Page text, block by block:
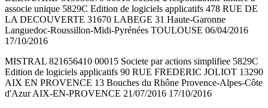
associe unique 5829C Edition de logiciels applicatifs 478 RUE DE
LA DECOUVERTE 31670 LABEGE 31 Haute-Garonne
Languedoc-Roussillon-Midi-Pyrénées TOULOUSE 06/04/2016
17/10/2016
MISTRAL 821656410 00015 Societe par actions simplifiee 5829C
Edition de logiciels applicatifs 90 RUE FREDERIC JOLIOT 13290
AIX EN PROVENCE 13 Bouches du Rhône Provence-Alpes-Côte
d'Azur AIX-EN-PROVENCE 21/07/2016 17/10/2016